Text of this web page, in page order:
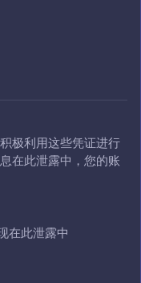
极利用这些凭证进行
在此泄露中，您的账
在此泄露中